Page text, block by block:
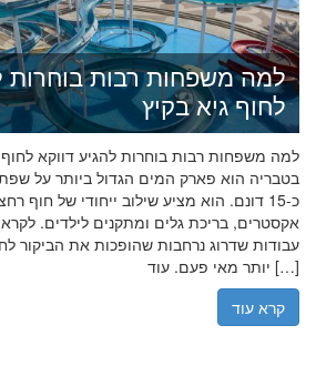
למה משפחות רבות בוחרות
לחוף גיא בקיץ
למה משפחות רבות בוחרות להגיע דווקא לחוף
בטבריה הוא פארק המים הגדול ביותר על
כ-15 דונם. הוא מציע שילוב ייחודי של חוף
עבודות שדרוג נרחבות שהופכות את הביקור
יותר מאי פעם. עוד […]
קרא עוד